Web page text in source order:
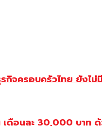
จครอบครัวไทย ยังไ
เดือนละ 30,000 บาท